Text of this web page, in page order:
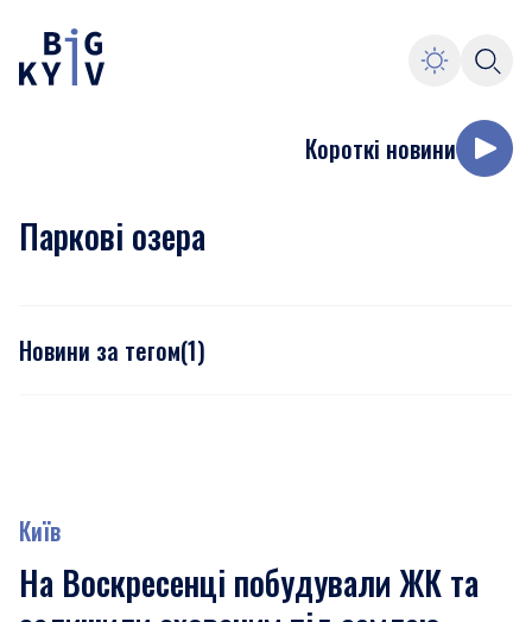
Короткі новини
Паркові озера
Новини за тегом(1)
Київ
На Воскресенці побудували ЖК та